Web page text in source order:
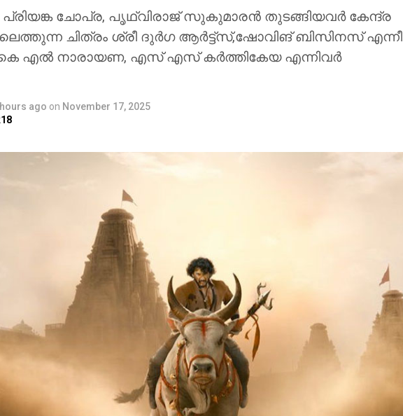
ചോപ്ര, പൃഥ്വിരാജ് സുകുമാരൻ തുടങ്ങിയവർ കേന്ദ്ര
ചിത്രം ശ്രീ ദുർഗ ആർട്ട്സ്,ഷോവിങ് ബിസിനസ് എന്നീ
എൽ നാരായണ, എസ് എസ് കർത്തികേയ എന്നിവർ
ago on November 17, 2025